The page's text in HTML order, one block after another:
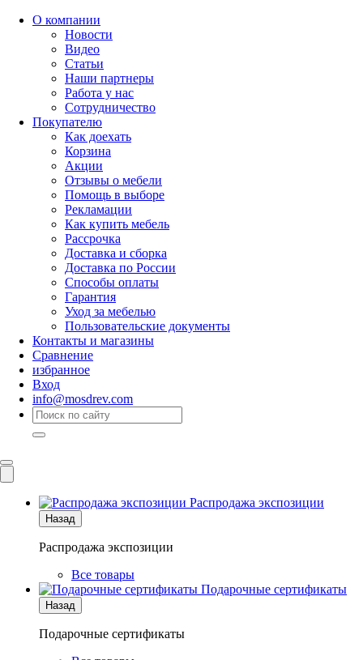
О компании
Новости
Видео
Статьи
Наши партнеры
Работа у нас
Сотрудничество
Покупателю
Как доехать
Корзина
Акции
Отзывы о мебели
Помощь в выборе
Рекламации
Как купить мебель
Рассрочка
Доставка и сборка
Доставка по России
Способы оплаты
Гарантия
Уход за мебелью
Пользовательские документы
Контакты и магазины
Сравнение
избранное
Вход
info@mosdrev.com
Распродажа экспозиции
Назад
Распродажа экспозиции
Все товары
Подарочные сертификаты
Назад
Подарочные сертификаты